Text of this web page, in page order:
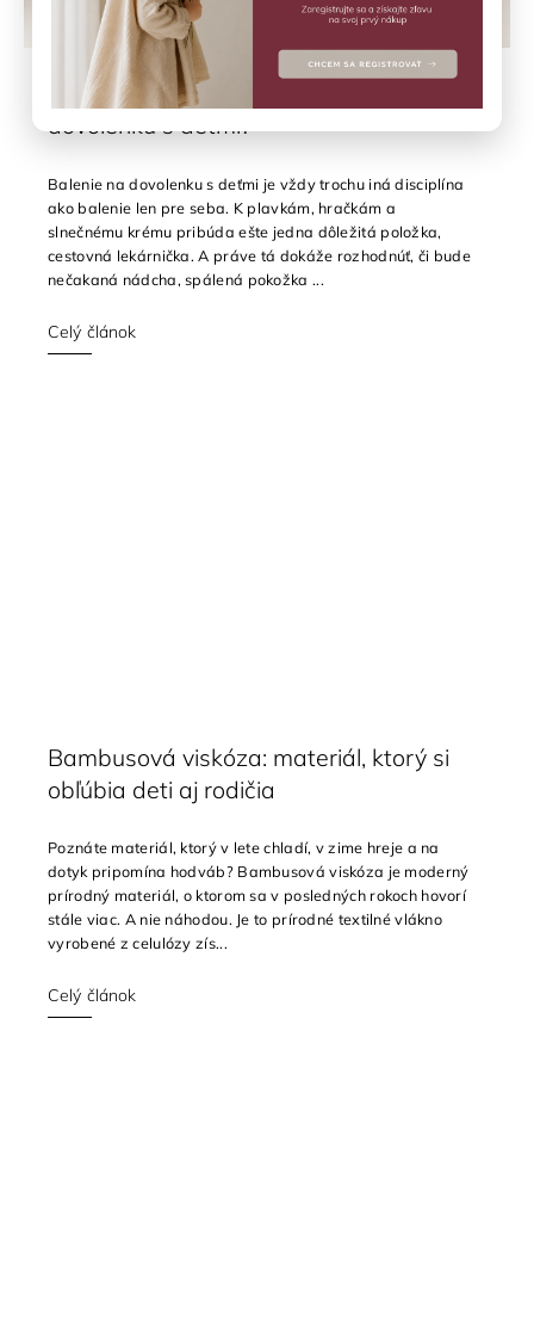
Čo zbaliť do lekárničky na letnú
dovolenku s deťmi?
Balenie na dovolenku s deťmi je vždy trochu iná disciplína
ako balenie len pre seba. K plavkám, hračkám a
slnečnému krému pribúda ešte jedna dôležitá položka,
cestovná lekárnička. A práve tá dokáže rozhodnúť, či bude
nečakaná nádcha, spálená pokožka ...
Celý článok
Bambusová viskóza: materiál, ktorý si
obľúbia deti aj rodičia
Poznáte materiál, ktorý v lete chladí, v zime hreje a na
dotyk pripomína hodváb? Bambusová viskóza je moderný
prírodný materiál, o ktorom sa v posledných rokoch hovorí
stále viac. A nie náhodou. Je to prírodné textilné vlákno
vyrobené z celulózy zís...
Celý článok